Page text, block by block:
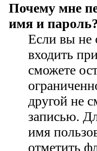
Почему мне
имя и
Если вы не
входить
сможете
другой не
записью.
имя
отметить